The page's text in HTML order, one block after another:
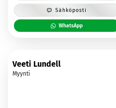
Sähköposti
WhatsApp
Veeti Lundell
Myynti